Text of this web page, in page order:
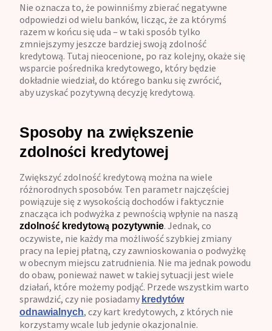
Nie oznacza to, że powinniśmy zbierać negatywne
odpowiedzi od wielu banków, licząc, że za którymś
razem w końcu się uda – w taki sposób tylko
zmniejszymy jeszcze bardziej swoją zdolność
kredytową. Tutaj nieocenione, po raz kolejny, okaże się
wsparcie pośrednika kredytowego, który będzie
dokładnie wiedział, do którego banku się zwrócić,
aby uzyskać pozytywną decyzję kredytową.
Sposoby na zwiększenie
zdolności kredytowej
Zwiększyć zdolność kredytową można na wiele
różnorodnych sposobów. Ten parametr najczęściej
powiązuje się z wysokością dochodów i faktycznie
znacząca ich podwyżka z pewnością wpłynie na naszą
zdolność kredytową pozytywnie. Jednak, co
oczywiste, nie każdy ma możliwość szybkiej zmiany
pracy na lepiej płatną, czy zawnioskowania o podwyżkę
w obecnym miejscu zatrudnienia. Nie ma jednak powodu
do obaw, ponieważ nawet w takiej sytuacji jest wiele
działań, które możemy podjąć. Przede wszystkim warto
sprawdzić, czy nie posiadamy kredytów
odnawialnych, czy kart kredytowych, z których nie
korzystamy wcale lub jedynie okazjonalnie.